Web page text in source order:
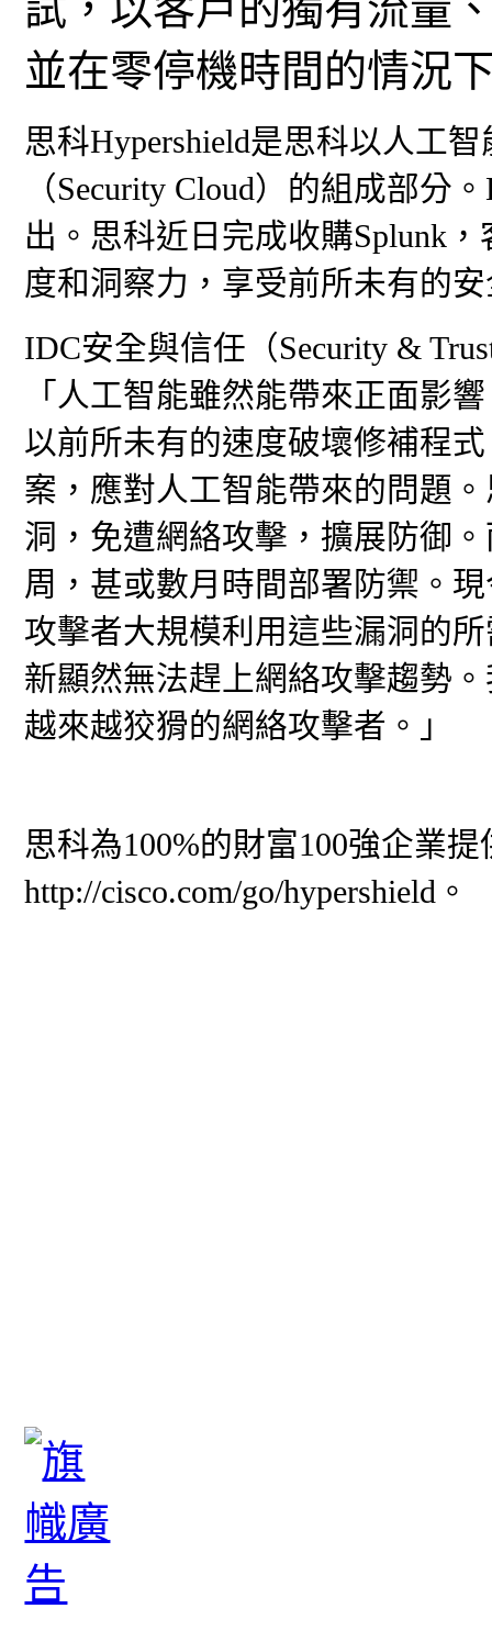
並在零停機時間的情況
思科Hypershield是思科以人工
（Security Cloud）的組成部分
出。思科近日完成收購Splunk
度和洞察力，享受前所未有的
IDC安全與信任（Security &
「人工智能雖然能帶來正面影
以前所未有的速度破壞修補程
案，應對人工智能帶來的問題
洞，免遭網絡攻擊，擴展防御
周，甚或數月時間部署防禦。
攻擊者大規模利用這些漏洞的
新顯然無法趕上網絡攻擊趨勢
越來越狡猾的網絡攻擊者。」
思科為100%的財富100強企業
http://cisco.com/go/hypershield。